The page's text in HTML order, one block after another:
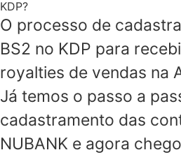
KDP?
O processo de
BS2 no KDP para
royalties de vendas na
Já temos o passo a
cadastramento das
NUBANK e agora